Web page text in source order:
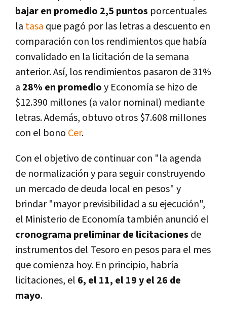
bajar en promedio 2,5 puntos porcentuales
la tasa que pagó por las letras a descuento en
comparación con los rendimientos que había
convalidado en la licitación de la semana
anterior. Así, los rendimientos pasaron de 31%
a 28% en promedioy Economía se hizo de
$12.390 millones (a valor nominal) mediante
letras. Además, obtuvo otros $7.608 millones
con el bono Cer.
Con el objetivo de continuar con "la agenda
de normalización y para seguir construyendo
un mercado de deuda local en pesos" y
brindar "mayor previsibilidad a su ejecución",
el Ministerio de Economía también anunció el
cronograma preliminar de licitaciones de
instrumentos del Tesoro en pesos para el mes
que comienza hoy. En principio, habría
licitaciones, el 6, el 11, el 19 y el 26 de
mayo.